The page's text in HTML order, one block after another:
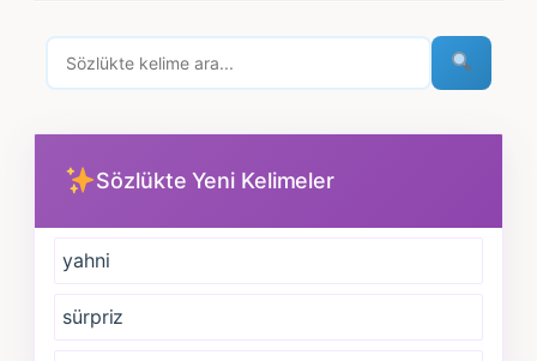
Sözlükte Yeni Kelimeler
yahni
sürpriz